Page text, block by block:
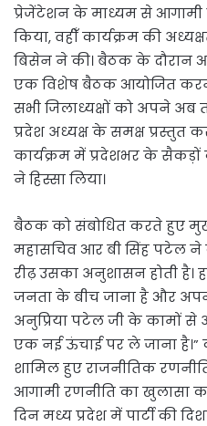
प्रेजेंटेशन के माध्यम से आगामी
किया, वहीँ कार्यक्रम की
बिसेन ने की। बैठक के दौरान
एक विशेष बैठक आयोजित
सभी जिलाध्यक्षों को अपने अब
प्रदेश अध्यक्ष के समक्ष प्रस्तुत
कार्यक्रम में प्रदेशभर के सैकड़ों
ने हिस्सा लिया।
बैठक को संबोधित करते हुए
महासचिव आर बी सिंह पटेल
रीढ़ उसका अनुशासन होती
जनता के बीच जाना है और
अनुप्रिया पटेल जी के कामों
एक नई ऊंचाई पर ले जाना
शामिल हुए राजनीतिक
आगामी रणनीति का खुलासा
दिन मध्य प्रदेश में पार्टी की